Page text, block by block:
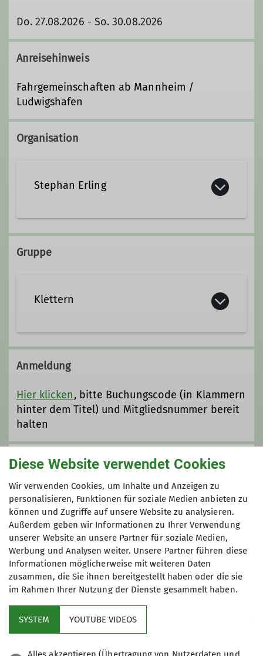
Do. 27.08.2026 - So. 30.08.2026
Anreisehinweis
Fahrgemeinschaften ab Mannheim /
Ludwigshafen
Organisation
Stephan Erling
stephan.erling@dav-lu.de
Gruppe
Klettern
Der Bereich Klettern ist vielfältig: Von
der Halle in die Klettergärten, vom
Fels bis in die Alpen oder ans
Mittelmeer. In unterschiedlichen
Schwierigkeitsgraten und Kategorien
ist hier für jeden etwas dabei.
Anmeldung
Hier klicken, bitte Buchungscode (in Klammern
hinter dem Titel) und Mitgliedsnummer bereit
halten
Preis
70 € (Sektion LU), 90 € (andere Sektionen)
+ 50 € Kaution
Maximale Teilnehmeranzahl
8
Diese Website verwendet Cookies
Wir verwenden Cookies, um Inhalte und Anzeigen zu
personalisieren, Funktionen für soziale Medien anbieten zu
können und Zugriffe auf unsere Website zu analysieren.
Außerdem geben wir Informationen zu Ihrer Verwendung
unserer Website an unsere Partner für soziale Medien,
Werbung und Analysen weiter. Unsere Partner führen diese
Informationen möglicherweise mit weiteren Daten
zusammen, die Sie ihnen bereitgestellt haben oder die sie
im Rahmen Ihrer Nutzung der Dienste gesammelt haben.
SYSTEM YOUTUBE VIDEOS